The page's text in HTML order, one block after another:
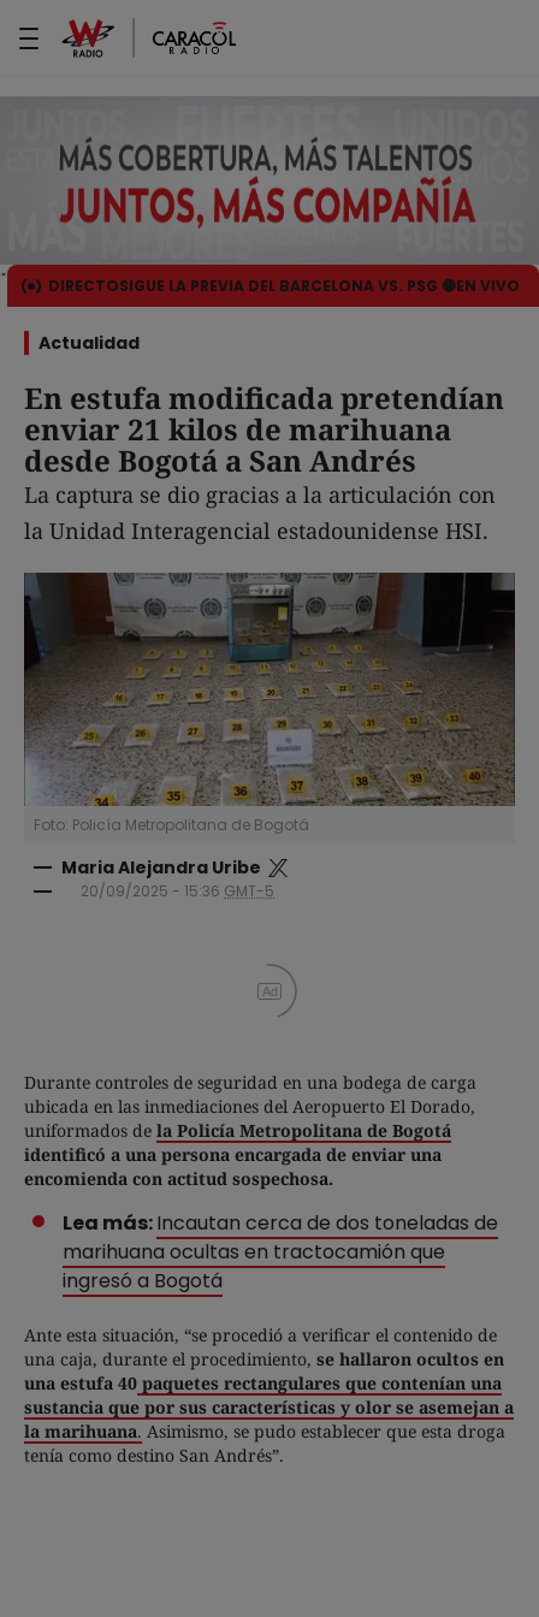
DIRECTOSIGUE LA PREVIA DEL BARCELONA VS. PSG 🔴EN VIVO
Actualidad
En estufa modificada pretendían
enviar 21 kilos de marihuana
desde Bogotá a San Andrés
La captura se dio gracias a la articulación con
la Unidad Interagencial estadounidense HSI.
Foto: Policía Metropolitana de Bogotá
Maria Alejandra Uribe
20/09/2025 - 15:36 GMT-5
Ad
Durante controles de seguridad en una bodega de carga
ubicada en las inmediaciones del Aeropuerto El Dorado,
uniformados de la Policía Metropolitana de Bogotá
identificó a una persona encargada de enviar una
encomienda con actitud sospechosa.
Lea más:Incautan cerca de dos toneladas de
marihuana ocultas en tractocamión que
ingresó a Bogotá
Ante esta situación, “se procedió a verificar el contenido de
una caja, durante el procedimiento, se hallaron ocultos en
una estufa 40 paquetes rectangulares que contenían una
sustancia que por sus características y olor se asemejan a
la marihuana. Asimismo, se pudo establecer que esta droga
tenía como destino San Andrés”.